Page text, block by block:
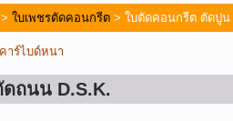
> ใบเพชรตัดคอนกรีต > ใบตัดคอนกรีต ตัดปู
าร์ไบด์หนา
ถนน D.S.K.